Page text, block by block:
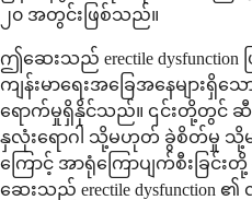
၂၀ အတွင်းဖြစ်သည်။
ဤဆေးသည် erectile dysfunction
ကျန်းမာရေးအခြေအနေများရှိ
ရောက်မှုရှိနိုင်သည်။ ၎င်းတို့တွင် ဆီးခ
နှလုံးရောဂါ သို့မဟုတ် ခွဲစိတ်မှု
ကြောင့် အာရုံကြောပျက်စီးခြင်
ဆေးသည် erectile dysfunction